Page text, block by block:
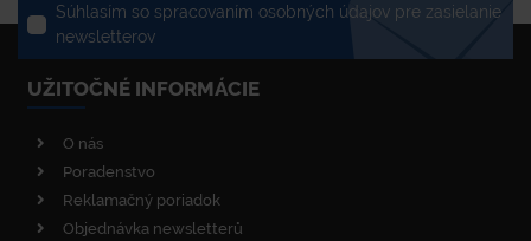
Súhlasím so spracovaním osobných údajov pre zasielanie
newsletterov
UŽITOČNÉ INFORMÁCIE
O nás
Poradenstvo
Reklamačný poriadok
Objednávka newsletterů